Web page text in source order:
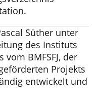
Süther unter
des Instituts
BMFSFJ, der
Projekts
entwickelt und